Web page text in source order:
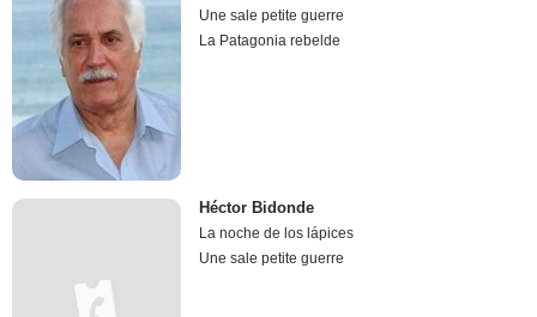
Une sale petite guerre
La Patagonia rebelde
Héctor Bidonde
La noche de los lápices
Une sale petite guerre